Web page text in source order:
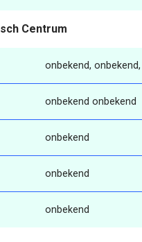
Centrum
onbekend,
onbekend onbekend
onbekend
onbekend
onbekend